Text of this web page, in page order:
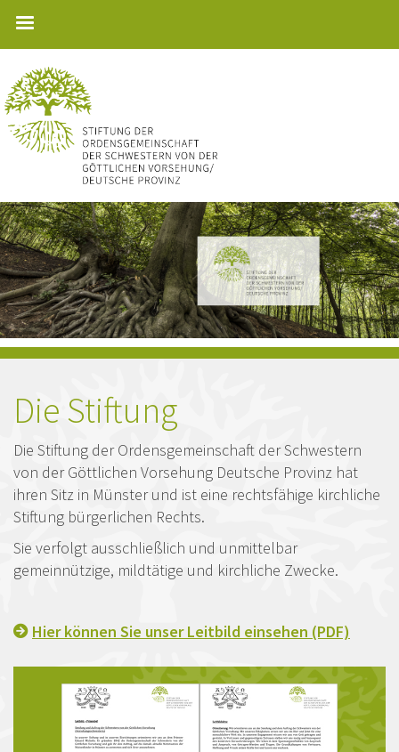
Direkt
zum
Inhalt
Die Stiftung
Die Stiftung der Ordensgemeinschaft der Schwestern
von der Göttlichen Vorsehung Deutsche Provinz hat
ihren Sitz in Münster und ist eine rechtsfähige kirchliche
Stiftung bürgerlichen Rechts.
Sie verfolgt ausschließlich und unmittelbar
gemeinnützige, mildtätige und kirchliche Zwecke.
Hier können Sie unser Leitbild einsehen (PDF)